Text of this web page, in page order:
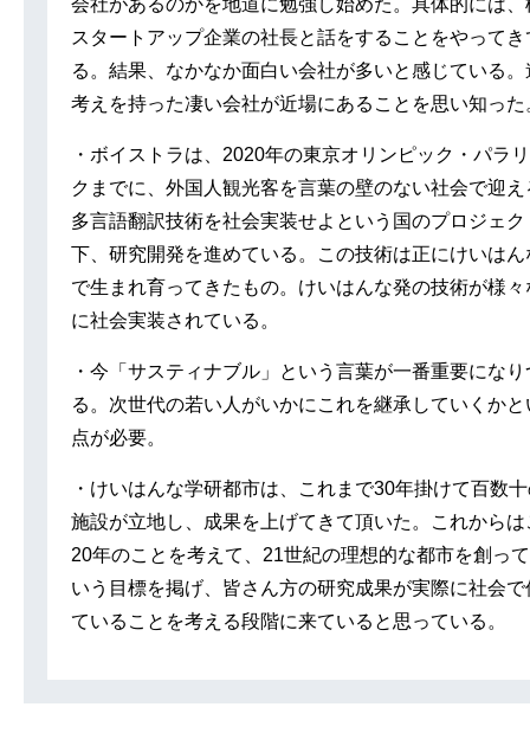
会社があるのかを地道に勉強し始めた。具体的には、
スタートアップ企業の社長と話をすることをやってき
る。結果、なかなか面白い会社が多いと感じている。
考えを持った凄い会社が近場にあることを思い知った
・ボイストラは、2020年の東京オリンピック・パラ
クまでに、外国人観光客を言葉の壁のない社会で迎え
多言語翻訳技術を社会実装せよという国のプロジェク
下、研究開発を進めている。この技術は正にけいはん
で生まれ育ってきたもの。けいはんな発の技術が様々
に社会実装されている。
・今「サスティナブル」という言葉が一番重要にな
る。次世代の若い人がいかにこれを継承していくかと
点が必要。
・けいはんな学研都市は、これまで30年掛けて百数
施設が立地し、成果を上げてきて頂いた。これからは
20年のことを考えて、21世紀の理想的な都市を創っ
いう目標を掲げ、皆さん方の研究成果が実際に社会で
ていることを考える段階に来ていると思っている。